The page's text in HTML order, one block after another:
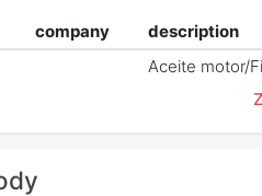
company description
Aceite motor/